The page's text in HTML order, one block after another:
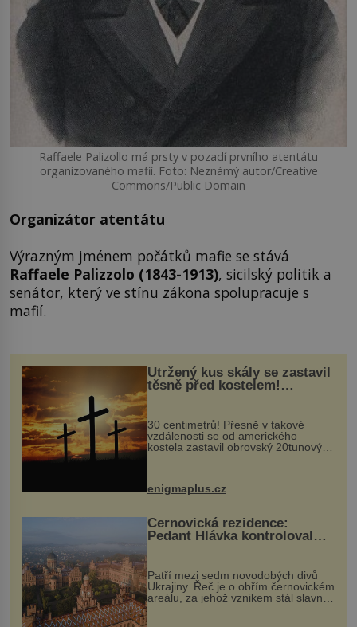
Raffaele Palizollo má prsty v pozadí prvního atentátu
organizovaného mafií. Foto: Neznámý autor/Creative
Commons/Public Domain
Organizátor atentátu
Výrazným jménem počátků mafie se stává
Raffaele Palizzolo (1843-1913), sicilský politik a
senátor, který ve stínu zákona spolupracuje s
mafií.
Utržený kus skály se zastavil
těsně před kostelem!
Ochránila ho boží síla?
30 centimetrů! Přesně v takové
vzdálenosti se od amerického
kostela zastavil obrovský 20tunový
...
enigmaplus.cz
Černovická rezidence:
Pedant Hlávka kontroloval
Patří mezi sedm novodobých divů
Ukrajiny. Řeč je o obřím černovickém
areálu, za jehož vznikem stál slavný
český architekt Josef Hlávka. Ten si
na něm dal mimořádně záležet. Jeho